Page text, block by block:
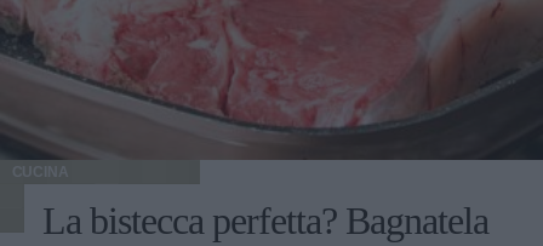
CUCINA
La bistecca perfetta? Bagnatela